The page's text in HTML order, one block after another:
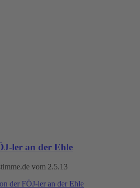
ler an der Ehle
vom 2.5.13
der FÖJ-ler an der Ehle